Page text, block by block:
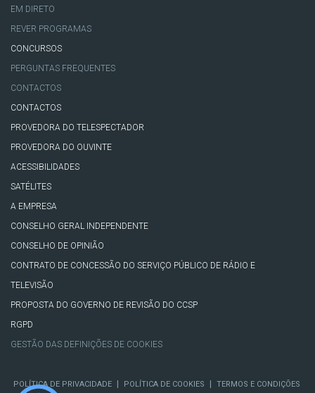
EM DIRETO
REVER PROGRAMAS
CONCURSOS
PERGUNTAS FREQUENTES
CONTACTOS
CONTACTOS
PROVEDORA DO TELESPECTADOR
PROVEDORA DO OUVINTE
ACESSIBILIDADES
SATÉLITES
A EMPRESA
CONSELHO GERAL INDEPENDENTE
CONSELHO DE OPINIÃO
CONTRATO DE CONCESSÃO DO SERVIÇO PÚBLICO DE RÁDIO E
TELEVISÃO
PROPOSTA DO GOVERNO DE REVISÃO DO CCSP
RGPD
GESTÃO DAS DEFINIÇÕES DE COOKIES
POLÍTICA DE PRIVACIDADE POLÍTICA DE COOKIES TERMOS E CONDIÇÕES